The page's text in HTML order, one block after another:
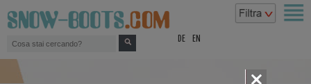
DE EN